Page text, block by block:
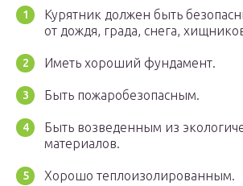
Курятник должен быть
от дождя, града, снега,
Иметь хороший фундамент.
Быть пожаробезопасным.
Быть возведенным из
материалов.
Хорошо теплоизолированным.